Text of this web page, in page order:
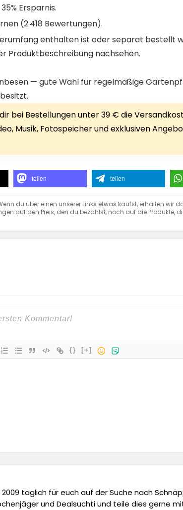
Ersparnis.
(2.418 Bewertungen).
enthalten ist oder separat bestellt
Produktbeschreibung nachsehen.
— gute Wahl für regelmäßige
bei Bestellungen unter 39 € die
Musik, Fotospeicher und exklusiven
teilen teilen
du über einen unserer Links etwas kaufst, erhalten wir
auf den Preis, den du bezahlst, noch auf die Produkte,
{} [+]
2009 täglich für euch auf der Suche nach
und Dealsuchti und teile dies gerne